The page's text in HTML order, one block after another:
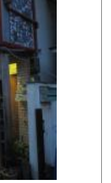
県
県
県
県